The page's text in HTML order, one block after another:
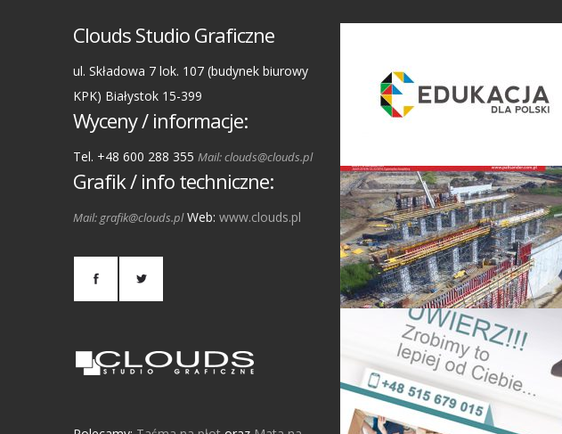
Clouds Studio Graficzne
ul. Składowa 7 lok. 107 (budynek biurowy
KPK) Białystok 15-399
Wyceny / informacje:
Tel. +48 600 288 355 Mail: clouds@clouds.pl
Grafik / info techniczne:
Mail: grafik@clouds.plWeb: www.clouds.pl
Projekty logo
Biuletyny